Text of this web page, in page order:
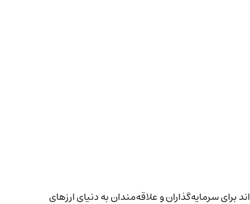
اطلاعات می‌تواند برای سرمایه‌گذاران و علاقه‌مندان به دنیای ارزهای